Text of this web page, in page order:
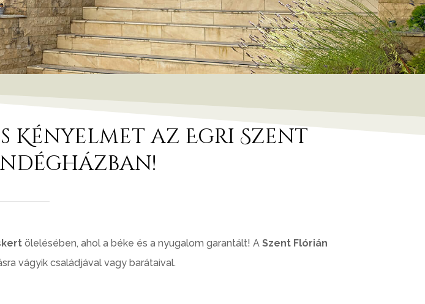
Kényelmet az Egri Szent
ölelésében, ahol a béke és a nyugalom garantált! ASzent Flórián
vágyik családjával vagy barátaival.